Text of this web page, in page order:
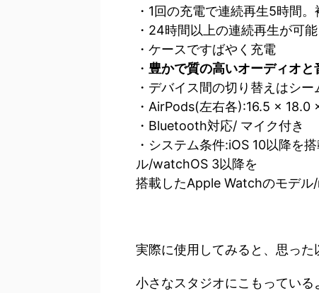
・1回の充電で連続再生5時間
・24時間以上の連続再生が可能
・ケースですばやく充電
・ 豊かで質の高いオーディオと
・デバイス間の切り替えはシー
・AirPods(左右各):16.5 ×
・Bluetooth対応/ マイク付き
・システム条件:iOS 10以降を
ル/watchOS 3以降を
搭載したApple Watchのモデ
実際に使用してみると、思った
小さなスタジオにこもっている